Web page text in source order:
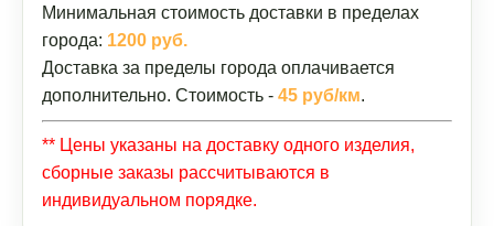
Минимальная стоимость доставки в пределах
города: 1200 руб.
Доставка за пределы города оплачивается
дополнительно. Стоимость - 45 руб/км.
** Цены указаны на доставку одного изделия,
сборные заказы рассчитываются в
индивидуальном порядке.